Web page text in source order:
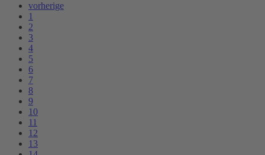
vorherige
1
2
3
4
5
6
7
8
9
10
11
12
13